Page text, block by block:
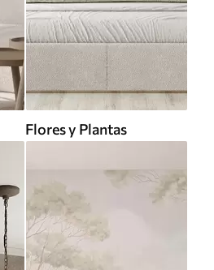
Flores y Plantas